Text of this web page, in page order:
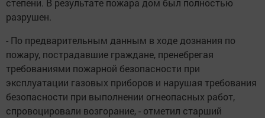
степени. В результате пожара дом был полностью
разрушен.
- По предварительным данным в ходе дознания по
пожару, пострадавшие граждане, пренебрегая
требованиями пожарной безопасности при
эксплуатации газовых приборов и нарушая требования
безопасности при выполнении огнеопасных работ,
спровоцировали возгорание, - отметил старший